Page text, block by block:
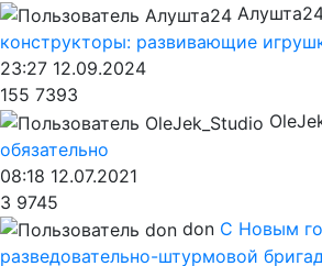
конструкторы: развивающие
23:27 12.09.2024
155 7393
обязательно
08:18 12.07.2021
3 9745
don С Новым
разведовательно-штурмовой